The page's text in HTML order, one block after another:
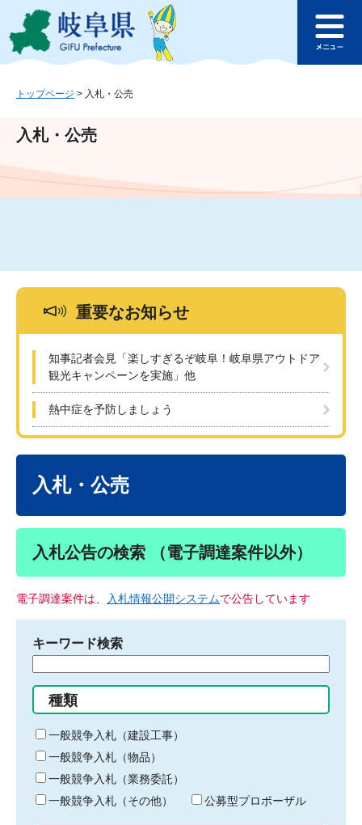
ジ
ュ
文
このページの本文へ
ュ
トップページ > 入札・公売
入札・公売
重要なお知らせ
知事記者会見「楽しすぎるぞ岐阜！岐阜県アウトドア
観光キャンペーンを実施」他
熱中症を予防しましょう
入札・公売
入札公告の検索 （電子調達案件以外）
電子調達案件は、 入札情報公開システムで公告しています
キーワード検索
る
キ
ー
ワ
ー
ド
種類
一般競争入札（建設工事）
一般競争入札（物品）
一般競争入札（業務委託）
一般競争入札（その他）
公募型プロポーザル